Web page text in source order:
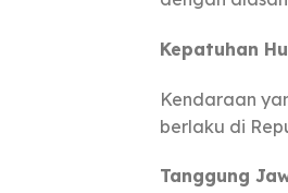
Kepatuhan
Kendaraan
berlaku di
Tanggung